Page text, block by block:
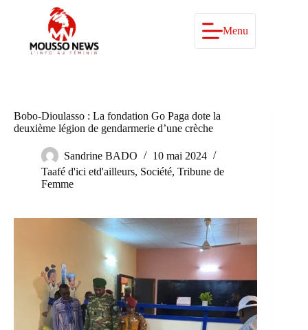
Menu
Bobo-Dioulasso : La fondation Go Paga dote la
deuxième légion de gendarmerie d’une crèche
Sandrine BADO
10 mai 2024
Taafé d'ici etd'ailleurs, Société, Tribune de
Femme